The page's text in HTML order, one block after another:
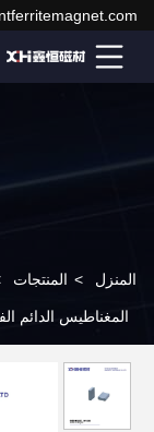
المنزل > المنتجات
المغناطيس الدائم